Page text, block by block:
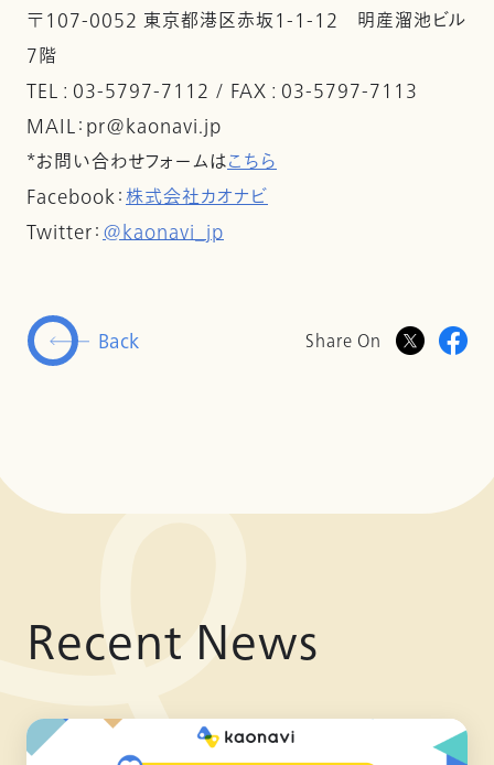
〒107-0052 東京都港区赤坂1-1-12 明産溜池ビル
7階
TEL : 03-5797-7112 / FAX : 03-5797-7113
MAIL：pr@kaonavi.jp
*お問い合わせフォームはこちら
Facebook：株式会社カオナビ
Twitter：@kaonavi_jp
Back Share On
Recent News